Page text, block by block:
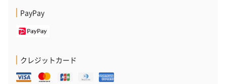
PayPay
クレジットカード